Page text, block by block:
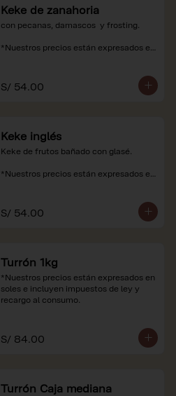
Keke de zanahoria
con pecanas, damascos  y frosting.
*Nuestros precios están expresados en
S/ 54.00
Keke inglés
Keke de frutos bañado con glasé.
*Nuestros precios están expresados en
S/ 54.00
Turrón 1kg
*Nuestros precios están expresados en
soles e incluyen impuestos de ley y
recargo al consumo.
S/ 84.00
Turrón Caja mediana